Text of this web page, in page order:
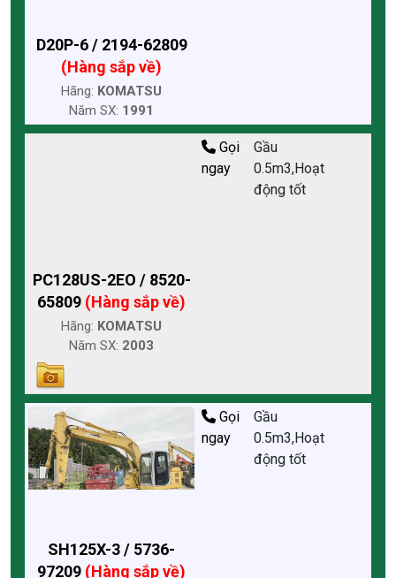
D20P-6 / 2194-62809
(Hàng sắp về)
Hãng: KOMATSU
Năm SX: 1991
PC128US-2EO / 8520-
65809 (Hàng sắp về)
Hãng: KOMATSU
Năm SX: 2003
Gọi
ngay
Gầu
0.5m3,Hoạt
động tốt
SH125X-3 / 5736-
97209 (Hàng sắp về)
Gọi
ngay
Gầu
0.5m3,Hoạt
động tốt